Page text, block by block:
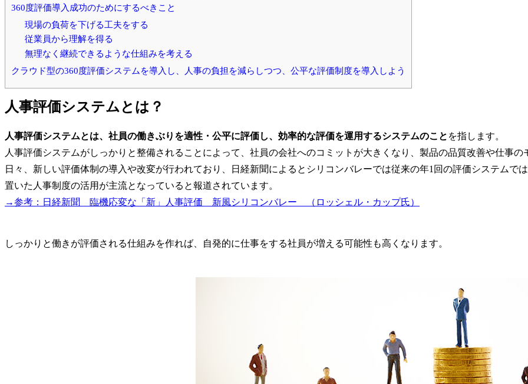
360度評価導入成功のためにするべきこと
現場の負荷を下げる工夫をする
従業員から理解を得る
無理なく継続できるような仕組みを考える
クラウド型の360度評価システムを導入し、人事の負担を減らしつつ、公平な評価制度を導入しよう
人事評価システムとは？
人事評価システムとは、社員の働きぶりを適性・公平に評価し、効率的な評価を運用するシステムのこと を指します。
人事評価システムがしっかりと整備されることによって、社員の会社へのコミットが大きくなり、製品の品質改善や仕事
日々、新しい評価体制の導入や改変が行われており、日経新聞によるとシリコンバレーでは従来の年1回の評価システムで
置いた人事制度の活用が主流となっていると報道されています。
→参考：日経新聞 臨機応変な「新」人事評価 新風シリコンバレー （ロッシェル・カップ氏）
しっかりと働きが評価される仕組みを作れば、自発的に仕事をする社員が増える可能性も高くなります。